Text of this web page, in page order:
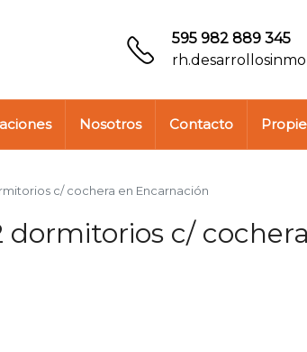
595 982 889 345
Nosotros Contacto
c/ cochera en Encarnación
dormitorios c/